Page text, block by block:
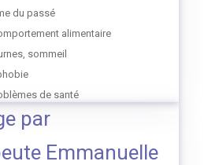
du passé
alimentaire
sommeil
de santé
par
Emmanuelle